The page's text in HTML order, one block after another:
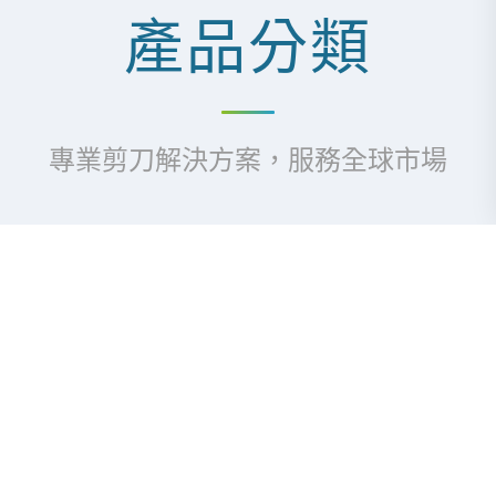
產品分類
專業剪刀解決方案，服務全球市場